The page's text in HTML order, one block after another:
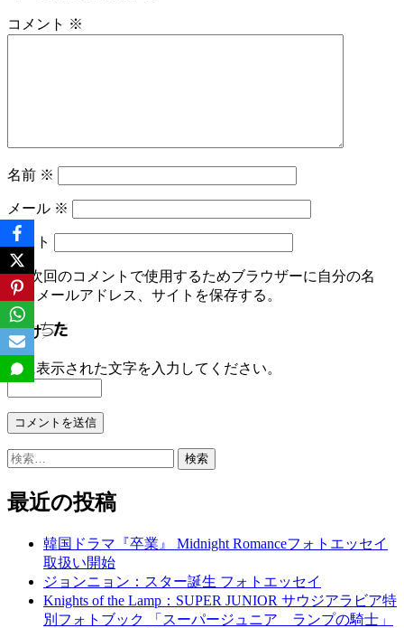
シ
コメント ※
名前 ※
メール ※
サイト
次回のコメントで使用するためブラウザーに自分の名
前、メールアドレス、サイトを保存する。
上に表示された文字を入力してください。
検
最近の投稿
韓国ドラマ『卒業』 Midnight Romanceフォトエッセイ
取扱い開始
ジョンニョン：スター誕生 フォトエッセイ
Knights of the Lamp：SUPER JUNIOR サウジアラビア特
別フォトブック 「スーパージュニア ランプの騎士」